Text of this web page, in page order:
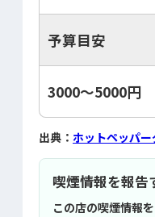
予算目安
3000～5000円
出典： ホットペッパー
喫煙情報を報告
この店の喫煙情報